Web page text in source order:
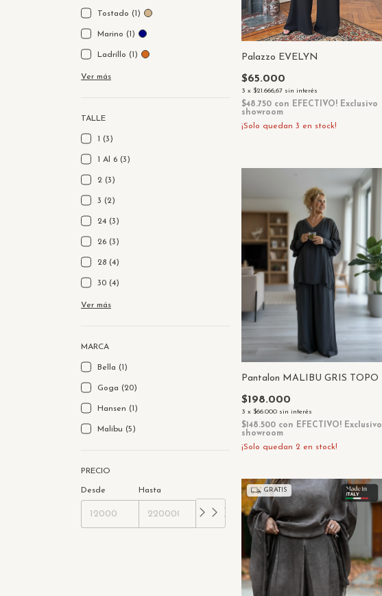
Tostado (1)
Marino (1)
Ladrillo (1)
Ver más
TALLE
1 (3)
1 Al 6 (3)
2 (3)
3 (2)
24 (3)
26 (3)
28 (4)
30 (4)
Ver más
MARCA
Bella (1)
Goga (20)
Hansen (1)
Malibu (5)
PRECIO
Desde Hasta
Palazzo EVELYN
$65.000
3 x $21.666,67 sin interés
$48.750 con EFECTIVO! Exclusivo
showroom
¡Solo quedan3 en stock!
Pantalon MALIBU GRIS TOPO
$198.000
3 x $66.000 sin interés
$148.500 con EFECTIVO! Exclusivo
showroom
¡Solo quedan 2 en stock!
GRATIS